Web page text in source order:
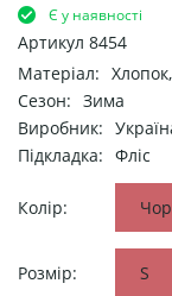
Є у наявності
Артикул 8454
Матеріал:
Сезон: Зима
Виробник:
Підкладка: Фліс
Колір:
Розмір: S